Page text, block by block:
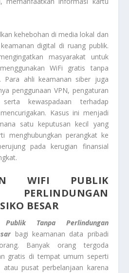
kehebohan di media lokal dan
digital di ruang publik.
masyarakat untuk
WiFi gratis tanpa
Para ahli keamanan siber juga
penggunaan VPN, pengaturan
kewaspadaan terhadap
Kasus ini menjadi
satu keputusan kecil yang
menghubungkan perangkat ke
pada kerugian finansial
WIFI PUBLIK
BESAR
Publik Tanpa Perlindungan
bagi keamanan data pribadi
Banyak orang tergoda
gratis di tempat umum seperti
pusat perbelanjaan karena